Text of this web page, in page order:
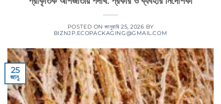
POSTED ONজানুয়ারি 25, 2026 BY
BIZNJP.ECOPACKAGING@GMAIL.COM
25
জানু.